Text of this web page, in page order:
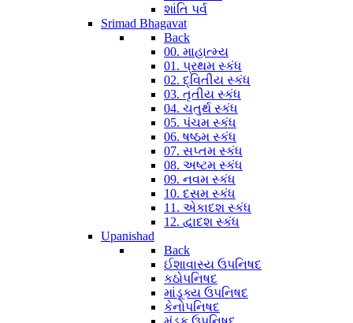
શાંતિ પર્વ
Srimad Bhagavat
Back
00. માહાત્મ્ય
01. પ્રથમ સ્કંધ
02. દ્વિતીય સ્કંધ
03. તૃતીય સ્કંધ
04. ચતુર્થ સ્કંધ
05. પંચમ સ્કંધ
06. ષષ્ઠમ સ્કંધ
07. સપ્તમ સ્કંધ
08. અષ્ટમ સ્કંધ
09. નવમ સ્કંધ
10. દસમ સ્કંધ
11. એકાદશ સ્કંધ
12. દ્વાદશ સ્કંધ
Upanishad
Back
ઈશાવાસ્ય ઉપનિષદ
કઠોપનિષદ
માંડૂક્ય ઉપનિષદ
કેનોપનિષદ